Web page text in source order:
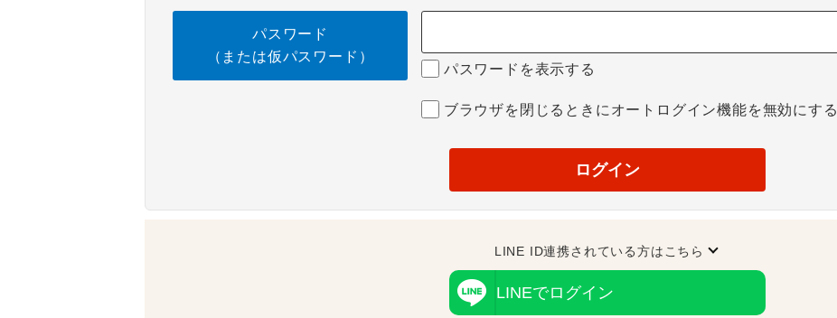
パスワード
（または仮パスワード）
パスワードを表示する
ブラウザを閉じるときにオートログイン機能を無効にする
ログイン
LINE ID連携されている方はこちら
LINEでログイン